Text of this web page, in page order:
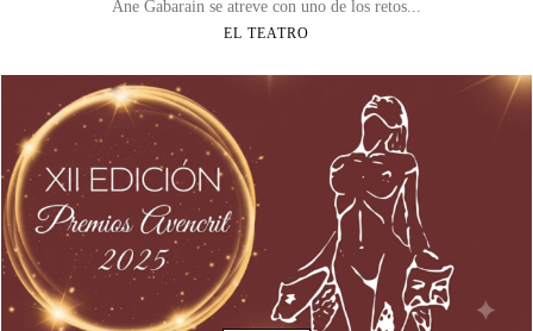
Ane Gabarain se atreve con uno de los retos...
EL TEATRO